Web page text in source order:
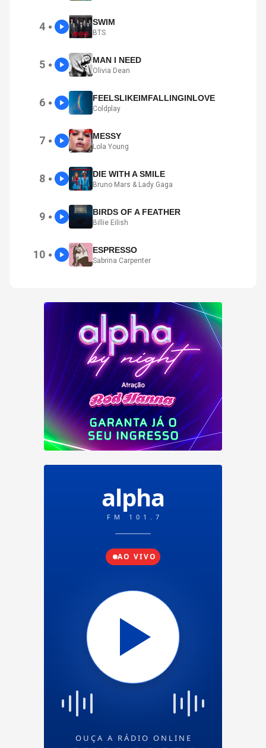
4 ● SWIM
BTS
5 ● MAN I NEED
Olivia Dean
6 ● FEELSLIKEIMFALLINGINLOVE
Coldplay
7 ● MESSY
Lola Young
8 ● DIE WITH A SMILE
Bruno Mars & Lady Gaga
9 ● BIRDS OF A FEATHER
Billie Eilish
10 ● ESPRESSO
Sabrina Carpenter